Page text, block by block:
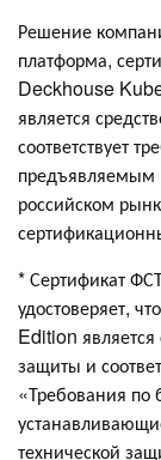
Решение
платформа,
Deckhouse
является
соответствует
предъявляемым
российском
* Сертификат
удостоверяет,
Edition является
защиты и
«Требования по
технической